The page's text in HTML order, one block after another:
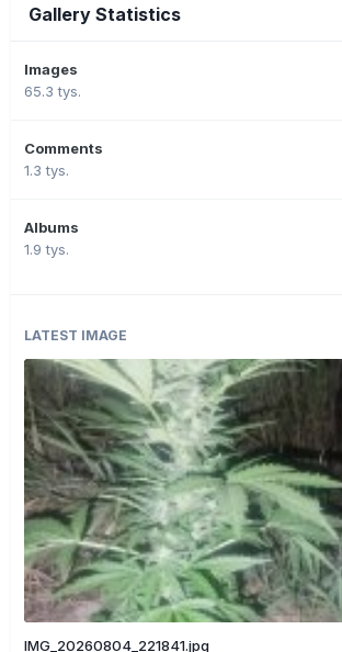
Gallery Statistics
Images
65.3 tys.
Comments
1.3 tys.
Albums
1.9 tys.
LATEST IMAGE
IMG_20260804_221841.jpg